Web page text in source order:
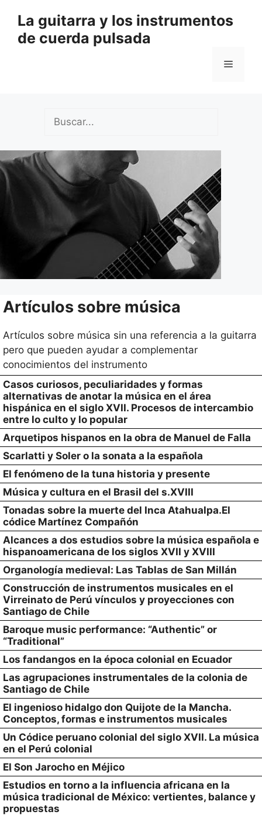
contenido
La guitarra y los instrumentos
de cuerda pulsada
Menú
Artículos sobre música
Artículos sobre música sin una referencia a la guitarra
pero que pueden ayudar a complementar
conocimientos del instrumento
Casos curiosos, peculiaridades y formas
alternativas de anotar la música en el área
hispánica en el siglo XVII. Procesos de intercambio
entre lo culto y lo popular
Arquetipos hispanos en la obra de Manuel de Falla
Scarlatti y Soler o la sonata a la española
El fenómeno de la tuna historia y presente
Música y cultura en el Brasil del s.XVIII
Tonadas sobre la muerte del Inca Atahualpa.El
códice Martínez Compañón
Alcances a dos estudios sobre la música española e
hispanoamericana de los siglos XVII y XVIII
Organología medieval: Las Tablas de San Millán
Construcción de instrumentos musicales en el
Virreinato de Perú vínculos y proyecciones con
Santiago de Chile
Baroque music performance: “Authentic” or
“Traditional”
Los fandangos en la época colonial en Ecuador
Las agrupaciones instrumentales de la colonia de
Santiago de Chile
El ingenioso hidalgo don Quijote de la Mancha.
Conceptos, formas e instrumentos musicales
Un Códice peruano colonial del siglo XVII. La música
en el Perú colonial
El Son Jarocho en Méjico
Estudios en torno a la influencia africana en la
música tradicional de México: vertientes, balance y
propuestas